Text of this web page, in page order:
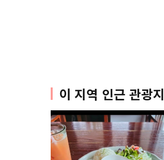
이 지역 인근 관광지